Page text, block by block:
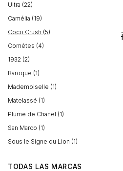
Ultra (22)
Camélia (19)
Coco Crush (5)
Comètes (4)
1932 (2)
Baroque (1)
Mademoiselle (1)
Matelassé (1)
Plume de Chanel (1)
San Marco (1)
Sous le Signe du Lion (1)
TODAS LAS MARCAS